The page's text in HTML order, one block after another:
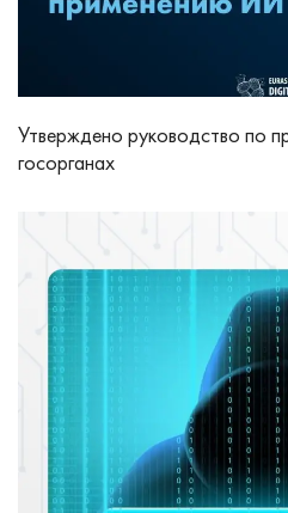
Утверждено руководство по
госорганах